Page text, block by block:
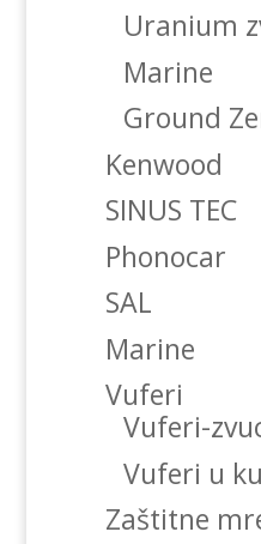
Uranium
Marine
Ground
Kenwood
SINUS TEC
Phonocar
SAL
Marine
Vuferi
Vuferi-
Vuferi u
Zaštitne